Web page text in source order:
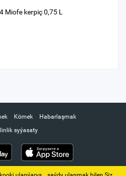
Miofe kerpiç 0,75 L
Kömek
Habarlaşmak
syýasaty